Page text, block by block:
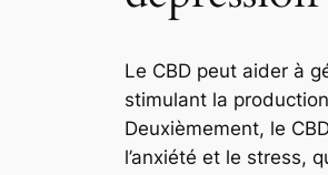
Le CBD peut aider à
stimulant la
Deuxièmement, le
l’anxiété et le stress,